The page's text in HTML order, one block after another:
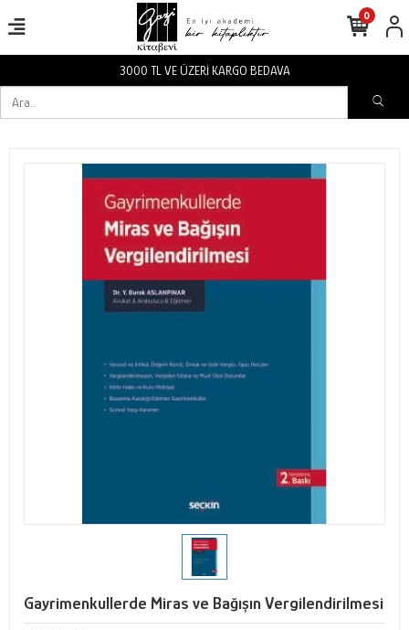
3000 TL VE ÜZERİ KARGO
0
Gayrimenkullerde Miras ve Bağışın Vergilendirilmesi